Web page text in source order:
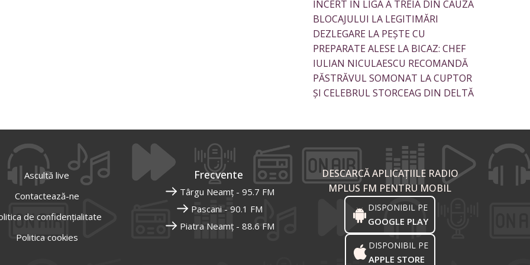
INCERT ÎN LIGA A TREIA DIN CAUZA
BLOCAJULUI LA LEGITIMĂRI
DEZLEGARE LA PEȘTE CU
PREPARATE ALESE LA BICAZ: CHEF
IULIAN NICULAESCU RECOMANDĂ
PĂSTRĂVUL SOMONAT LA CUPTOR
ȘI CELEBRUL STORCEAG DIN DELTĂ
Ascultă live
Contactează-ne
de confidențialitate
Politica cookies
Frecvente
Târgu Neamț - 95.7 FM
Pascani - 90.1 FM
Piatra Neamț - 88.6 FM
DESCARCĂ APLICAȚIILE RADIO
MPLUS FM PENTRU MOBIL
DISPONIBIL PE
GOOGLE PLAY
DISPONIBIL PE
APPLE STORE